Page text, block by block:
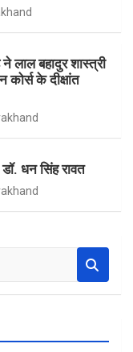
लाल बहादुर शास्त्री
के दीक्षांत
डॉ. धन सिंह रावत